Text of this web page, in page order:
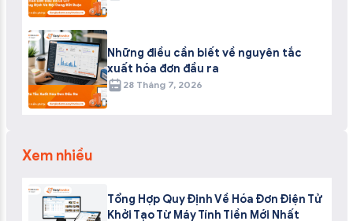
Những điều cần biết về nguyên tắc
xuất hóa đơn đầu ra
28 Tháng 7, 2026
Xem nhiều
Tổng Hợp Quy Định Về Hóa Đơn Điện Tử
Khởi Tạo Từ Máy Tính Tiền Mới Nhất